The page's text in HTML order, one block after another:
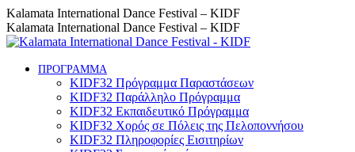
Skip
to
content
Instagram
page
opens
new
Facebook
page
opens
new
YouTube
page
opens
new
Kalamata International Dance Festival – KIDF
Kalamata International Dance Festival – KIDF
ΠΡΟΓΡΑΜΜΑ
KIDF32 Πρόγραμμα Παραστάσεων
KIDF32 Παράλληλο Πρόγραμμα
KIDF32 Εκπαιδευτικό Πρόγραμμα
KIDF32 Χορός σε Πόλεις της Πελοποννήσου
KIDF32 Πληροφορίες Εισιτηρίων